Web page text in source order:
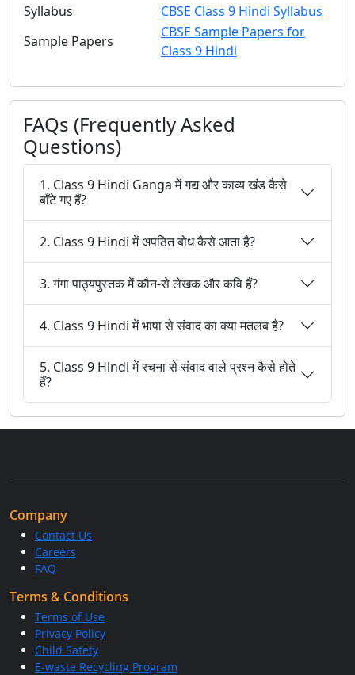
Syllabus
CBSE Class 9 Hindi Syllabus
Sample Papers
CBSE Sample Papers for
Class 9 Hindi
FAQs (Frequently Asked
Questions)
1. Class 9 Hindi Ganga में गद्य और काव्य खंड कैसे
बाँटे गए हैं?
2. Class 9 Hindi में अपठित बोध कैसे आता है?
3. गंगा पाठ्यपुस्तक में कौन-से लेखक और कवि हैं?
4. Class 9 Hindi में भाषा से संवाद का क्या मतलब है?
5. Class 9 Hindi में रचना से संवाद वाले प्रश्न कैसे होते
हैं?
Company
Contact Us
Careers
FAQ
Terms & Conditions
Terms of Use
Privacy Policy
Child Safety
E-waste Recycling Program